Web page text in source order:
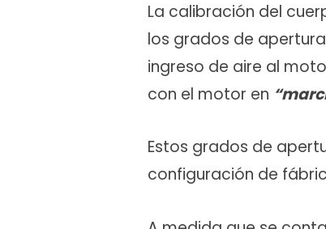
La calibración del
los grados de
ingreso de aire al
con el motor en
Estos grados de
configuración de